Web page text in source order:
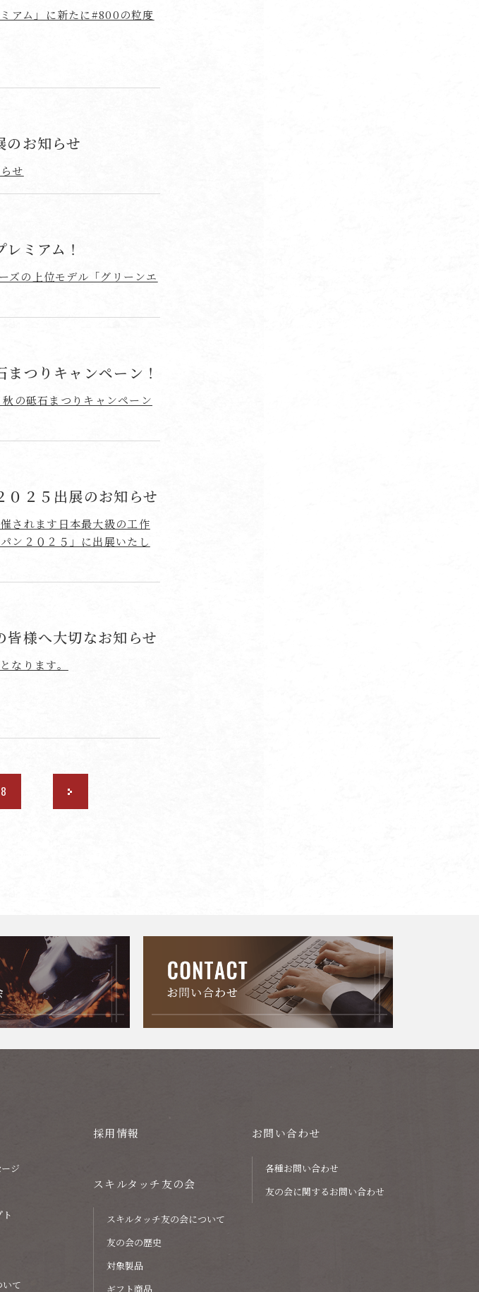
アム」に新たに#800の粒度
のお知らせ
せ
ミアム！
ズの上位モデル「グリーンエ
つりキャンペーン！
の砥石まつりキャンペーン
０２５出展のお知らせ
されます日本最大級の工作
ン２０２５」に出展いたし
皆様へ大切なお知らせ
なります。
8
ジ
いて
採用情報
スキルタッチ友の会
スキルタッチ友の会について
友の会の歴史
対象製品
ギフト商品
お問い合わせ
各種お問い合わせ
友の会に関するお問い合わせ